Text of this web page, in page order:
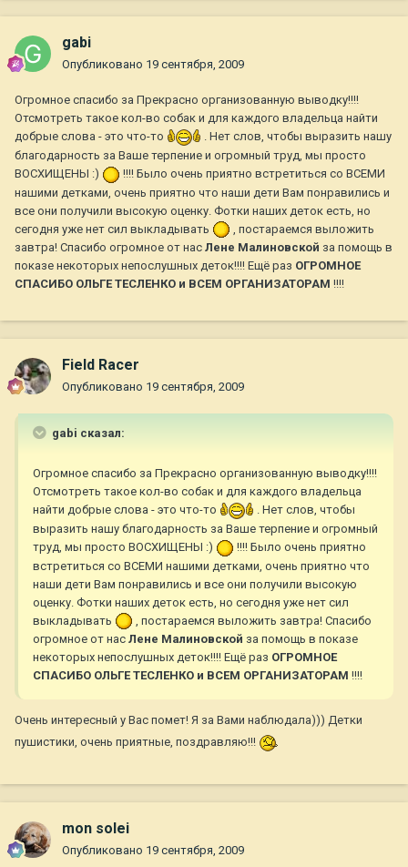
gabi
Опубликовано 19 сентября, 2009
Огромное спасибо за Прекрасно организованную выводку!!!!
Отсмотреть такое кол-во собак и для каждого владельца найти
добрые слова - это что-то
. Нет слов, чтобы выразить нашу
благодарность за Ваше терпение и огромный труд, мы просто
ВОСХИЩЕНЫ :)
!!!! Было очень приятно встретиться со ВСЕМИ
нашими детками, очень приятно что наши дети Вам понравились и
все они получили высокую оценку. Фотки наших деток есть, но
сегодня уже нет сил выкладывать
, постараемся выложить
завтра! Спасибо огромное от нас Лене Малиновской за помощь в
показе некоторых непослушных деток!!!! Ещё раз ОГРОМНОЕ
СПАСИБО ОЛЬГЕ ТЕСЛЕНКО и ВСЕМ ОРГАНИЗАТОРАМ !!!!
Field Racer
Опубликовано 19 сентября, 2009
gabi сказал:
Огромное спасибо за Прекрасно организованную выводку!!!!
Отсмотреть такое кол-во собак и для каждого владельца
найти добрые слова - это что-то
. Нет слов, чтобы
выразить нашу благодарность за Ваше терпение и огромный
труд, мы просто ВОСХИЩЕНЫ :)
!!!! Было очень приятно
встретиться со ВСЕМИ нашими детками, очень приятно что
наши дети Вам понравились и все они получили высокую
оценку. Фотки наших деток есть, но сегодня уже нет сил
выкладывать
, постараемся выложить завтра! Спасибо
огромное от нас Лене Малиновской за помощь в показе
некоторых непослушных деток!!!! Ещё раз ОГРОМНОЕ
СПАСИБО ОЛЬГЕ ТЕСЛЕНКО и ВСЕМ ОРГАНИЗАТОРАМ !!!!
Очень интересный у Вас помет! Я за Вами наблюдала))) Детки
пушистики, очень приятные, поздравляю!!!
mon solei
Опубликовано 19 сентября, 2009